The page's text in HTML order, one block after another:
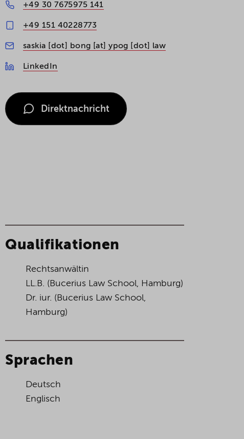
+49 30 7675975 141
+49 151 40228773
saskia [dot] bong [at] ypog [dot] law
LinkedIn
Direktnachricht
Qualifikationen
Rechtsanwältin
LL.B. (Bucerius Law School, Hamburg)
Dr. iur. (Bucerius Law School,
Hamburg)
Sprachen
Deutsch
Englisch